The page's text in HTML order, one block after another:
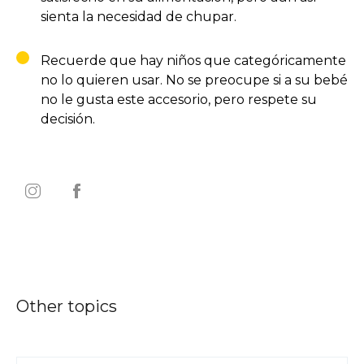
sienta la necesidad de chupar.
Recuerde que hay niños que categóricamente
no lo quieren usar. No se preocupe si a su bebé
no le gusta este accesorio, pero respete su
decisión.
Other topics